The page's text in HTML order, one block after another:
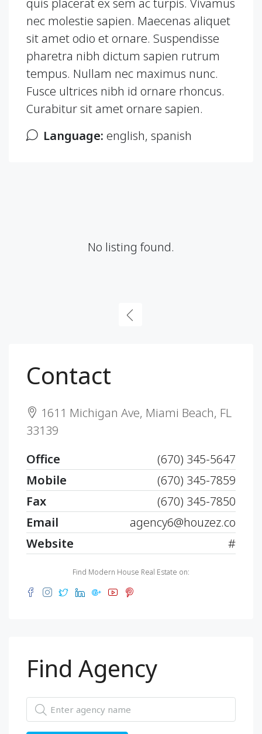
quis placerat ex sem ac turpis. Vivamus
nec molestie sapien. Maecenas aliquet
sit amet odio et ornare. Suspendisse
pharetra nibh dictum sapien rutrum
tempus. Nullam nec maximus nunc.
Fusce ultrices nibh id ornare rhoncus.
Curabitur sit amet ornare sapien.
Language: english, spanish
No listing found.
Contact
1611 Michigan Ave, Miami Beach, FL
33139
Office
(670) 345-5647
Mobile
(670) 345-7859
Fax
(670) 345-7850
Email
agency6@houzez.co
Website
#
Find Modern House Real Estate on:
Find Agency